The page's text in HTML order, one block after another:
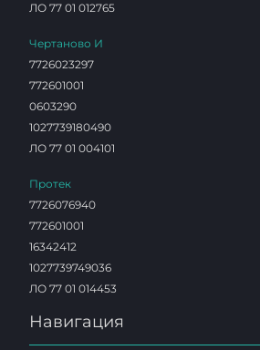
ЛО 77 01 012765
Чертаново И
7726023297
772601001
0603290
1027739180490
ЛО 77 01 004101
Протек
7726076940
772601001
16342412
1027739749036
ЛО 77 01 014453
Навигация